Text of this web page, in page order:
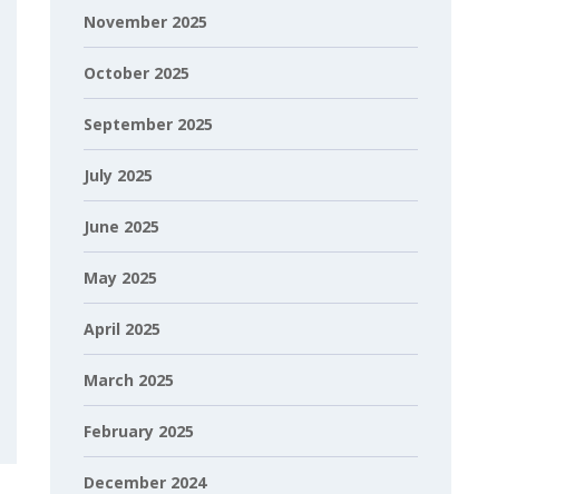
November 2025
October 2025
September 2025
July 2025
June 2025
May 2025
April 2025
March 2025
February 2025
December 2024